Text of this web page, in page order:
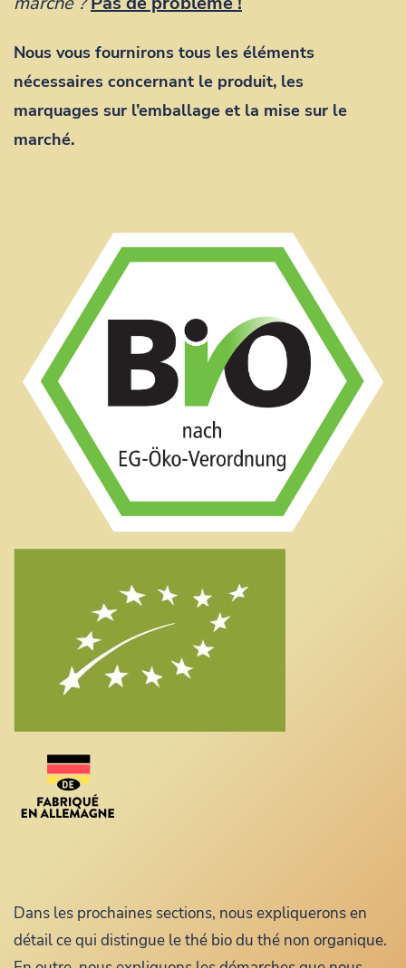
Nous vous fournirons tous les éléments
nécessaires concernant le produit, les
marquages sur l’emballage et la mise sur le
marché.
Dans les prochaines sections, nous expliquerons en
détail ce qui distingue le thé bio du thé non organique.